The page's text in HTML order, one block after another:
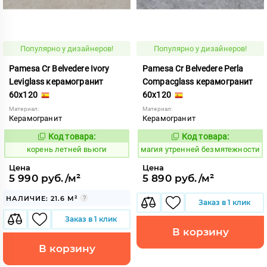
Популярно у дизайнеров!
Pamesa Cr Belvedere Ivory
Leviglass керамогранит
60x120
Материал:
Керамогранит
787139
Код товара:
корень летней вьюги
Цена
5 990 руб./м²
НАЛИЧИЕ: 21.6 М²
Заказ в 1 клик
В корзину
Популярно у дизайнеров!
Pamesa Cr Belvedere Perla
Compacglass керамогранит
60x120
Материал:
Керамогранит
919879
Код товара:
магия утренней безмятежности
Цена
5 890 руб./м²
Заказ в 1 клик
В корзину